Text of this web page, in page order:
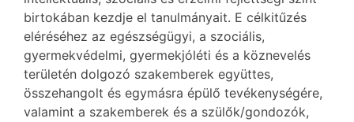
birtokában kezdje el tanulmányait. E célkitűzés
eléréséhez az egészségügyi, a szociális,
gyermekvédelmi, gyermekjóléti és a köznevelés
területén dolgozó szakemberek együttes,
összehangolt és egymásra épülő tevékenységére,
valamint a szakemberek és a szülők/gondozók,